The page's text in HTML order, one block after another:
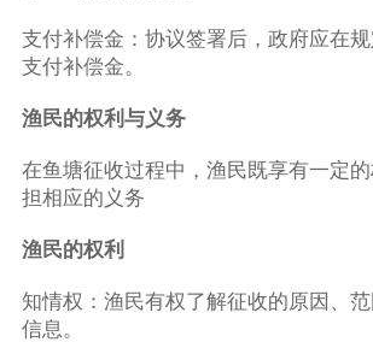
支付补偿金：协议签署后，政府应在
支付补偿金。
渔民的权利与义务
在鱼塘征收过程中，渔民既享有一定
担相应的义务
渔民的权利
知情权：渔民有权了解征收的原因、
信息。